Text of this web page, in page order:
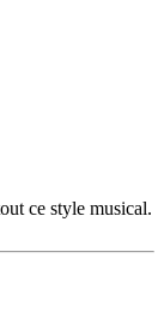
ce style musical.